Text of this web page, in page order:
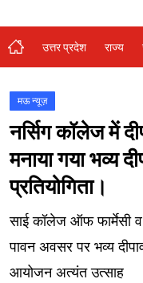
विशेष स्टोरी
अजब गजब
कृषि
नई दिल्ली
टेक्नोलॉजी / बिजनेस
वायरल न्यूज़
उत्तर प्रदेश राज्य
मऊ न्यूज़
नर्सिग कॉलेज में
मनाया गया भव्य
प्रतियोगिता।
साई कॉलेज ऑफ फार्मेसी व
पावन अवसर पर भव्य
आयोजन अत्यंत उत्साह